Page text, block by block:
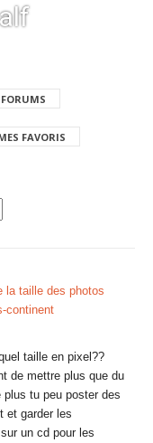
FORUMS
FAVORIS
la taille des photos
continent
taille en pixel??
de mettre plus que du
plus tu peu poster des
et garder les
un cd pour les